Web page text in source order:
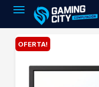
Toggle navigation
OFERTA!